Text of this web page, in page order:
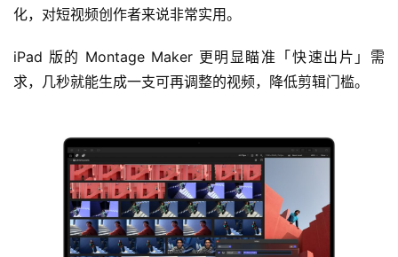
化，对短视频创作者来说非常实用。
iPad 版的 Montage Maker 更明显瞄准「快速出片」需
求，几秒就能生成一支可再调整的视频，降低剪辑门槛。